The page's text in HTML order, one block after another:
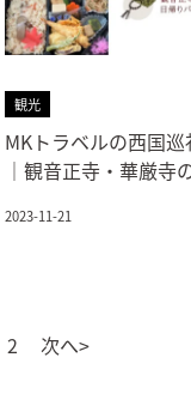
観光
MKトラベルの西国
｜観音正寺・華厳寺
2023-11-21
2 次へ>